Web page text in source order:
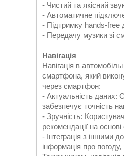
- Чистий та якісний
- Автоматичне
- Підтримку hands-free
- Передачу музики зі
Навігація
Навігація в
смартфона, який
через смартфон:
- Актуальність даних:
забезпечує точність
- Зручність:
рекомендації на
- Інтеграція з іншими
інформація про